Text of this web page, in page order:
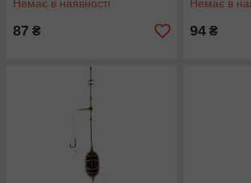
Немає в наявності
87 ₴
Немає в
94 ₴